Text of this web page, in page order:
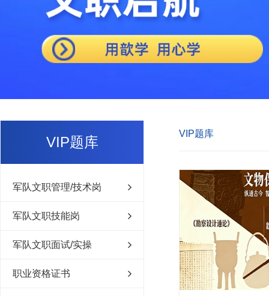
VIP题库
军队文职管理/技术岗
军队文职技能岗
军队文职面试/实操
职业资格证书
VIP题库